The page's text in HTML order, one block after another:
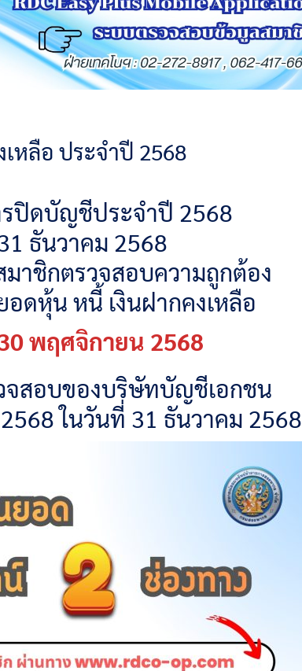
หลือ ประจำปี 2568
ปิดบัญชีประจำปี 2568
ธันวาคม 2568
าชิกตรวจสอบความถูกต้อง
ดหุ้น หนี้ เงินฝากคงเหลือ
พฤศจิกายน 2568
จสอบของบริษัทบัญชีเอกชน
ในวันที่ 31 ธันวาคม 2568